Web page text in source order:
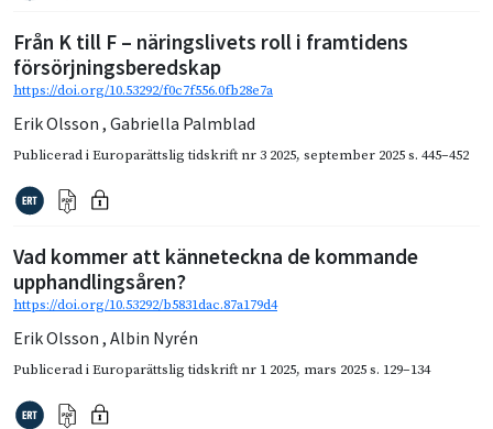
Från K till F – näringslivets roll i framtidens
försörjningsberedskap
https://doi.org/10.53292/f0c7f556.0fb28e7a
Erik Olsson , Gabriella Palmblad
Publicerad iEuroparättslig tidskrift nr 3 2025, september 2025s. 445–452
Vad kommer att känneteckna de kommande
upphandlingsåren?
https://doi.org/10.53292/b5831dac.87a179d4
Erik Olsson , Albin Nyrén
Publicerad iEuroparättslig tidskrift nr 1 2025, mars 2025s. 129–134